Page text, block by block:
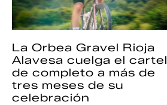
La Orbea Gravel Rioja
Alavesa cuelga el cartel
de completo a más de
tres meses de su
celebración